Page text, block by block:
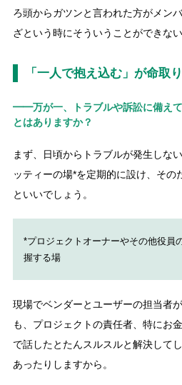
ろ頭からガツンと言われた方がメン
ざという時にそういうことができな
「一人で抱え込む」が命取
━━万が一、トラブルや訴訟に備え
とはありますか？
まず、日頃からトラブルが発生しな
ッティーの場*を定期的に設け、その
といいでしょう。
*プロジェクトオーナーやその他役員
握する場
現場でベンダーとユーザーの担当者
も、プロジェクトの責任者、特にお
で話したとたんスルスルと解決して
あったりしますから。